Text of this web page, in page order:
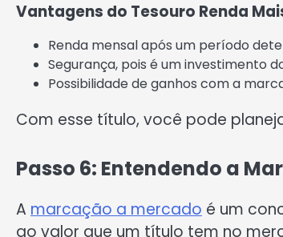
Vantagens do Tesouro Renda
Renda mensal após um período
Segurança, pois é um investimento
Possibilidade de ganhos com a
Com esse título, você pode
Passo 6: Entendendo a
A marcação a mercado é um
ao valor que um título tem no